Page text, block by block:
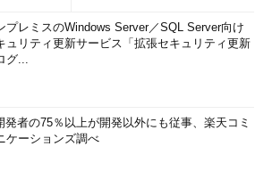
プレミスのWindows Server／SQL Server向け
ュリティ更新サービス「拡張セキュリティ更新
グ...
発者の75％以上が開発以外にも従事、楽天コミ
ケーションズ調べ